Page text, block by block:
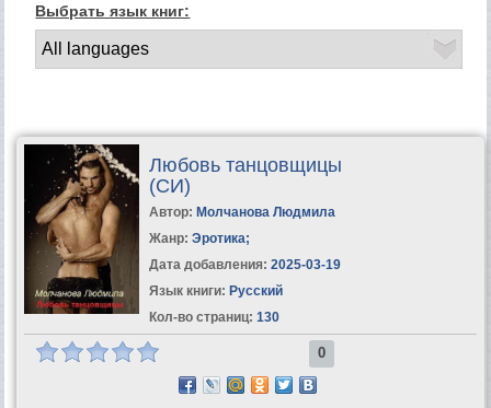
Выбрать язык книг:
Любовь танцовщицы
(СИ)
Автор: Молчанова Людмила
Жанр: Эротика;
Дата добавления: 2025-03-19
Язык книги: Русский
Кол-во страниц: 130
0